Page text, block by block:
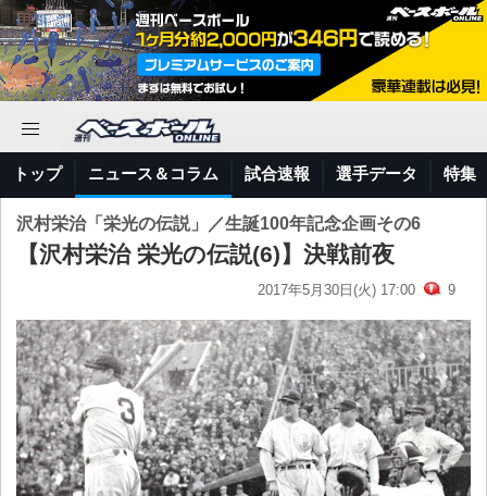
トップ ニュース＆コラム 試合速報 選手データ 特集
沢村栄治「栄光の伝説」／生誕100年記念企画その6
【沢村栄治 栄光の伝説(6)】決戦前夜
2017年5月30日(火) 17:00 9